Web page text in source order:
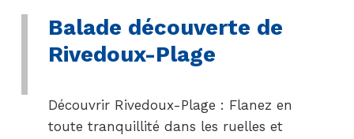
Balade découverte de
Rivedoux-Plage
Découvrir Rivedoux-Plage : Flanez en
toute tranquillité dans les ruelles et